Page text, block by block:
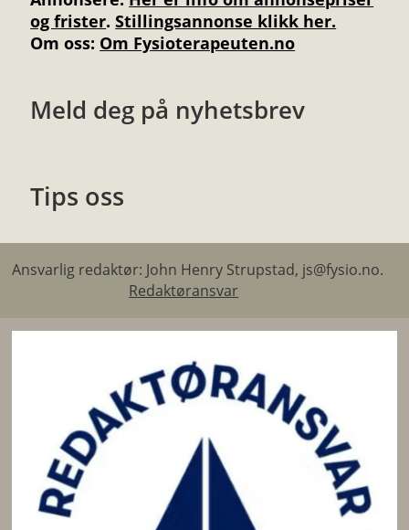
og frister.Stillingsannonse klikk her.
Om oss: Om Fysioterapeuten.no
Meld deg på nyhetsbrev
Tips oss
Ansvarlig redaktør: John Henry Strupstad, js@fysio.no.
Redaktøransvar